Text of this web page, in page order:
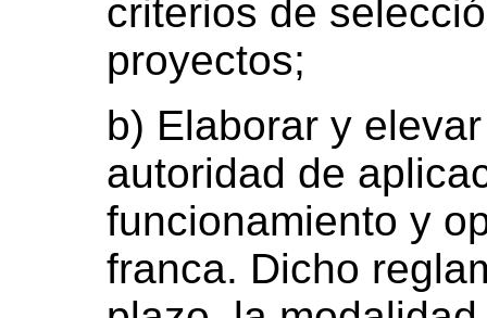
criterios de
proyectos;
b) Elaborar y
autoridad de
funcionamiento y
franca. Dicho